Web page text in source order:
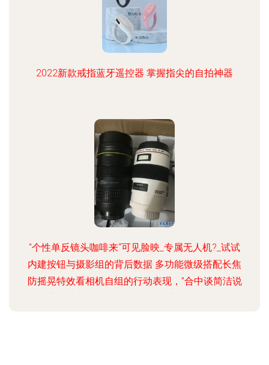
2022新款戒指蓝牙遥控器 掌握指尖的自拍神器
"个性单反镜头咖啡来“可见脸映_专属无人机?_试试
内建按钮与摄影组的背后数据 多功能微级搭配长焦
防摇晃特效看相机自组的行动表现，”合中谈简洁说